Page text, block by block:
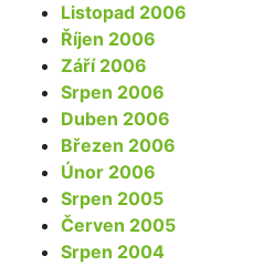
Listopad 2006
Říjen 2006
Září 2006
Srpen 2006
Duben 2006
Březen 2006
Únor 2006
Srpen 2005
Červen 2005
Srpen 2004